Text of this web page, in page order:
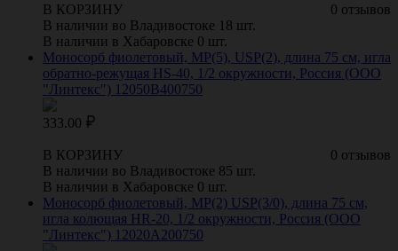
0 отзывов
В КОРЗИНУ
В наличии во Владивостоке 18 шт.
В наличии в Хабаровске 0 шт.
Моносорб фиолетовый, МР(5), USP(2), длина 75 см, игла
обратно-режущая HS-40, 1/2 окружности, Россия (ООО
"Линтекс") 12050B400750
333.00
0 отзывов
В КОРЗИНУ
В наличии во Владивостоке 85 шт.
В наличии в Хабаровске 0 шт.
Моносорб фиолетовый, МР(2) USP(3/0), длина 75 см,
игла колющая HR-20, 1/2 окружности, Россия (ООО
"Линтекс") 12020A200750